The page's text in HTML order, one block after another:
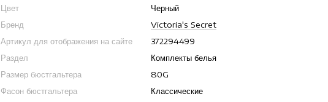
Цвет
Черный
Бренд
Victoria's Secret
Артикул для отображения на сайте
372294499
Раздел
Комплекты белья
Размер бюстгальтера
80G
Фасон бюстгальтера
Классические